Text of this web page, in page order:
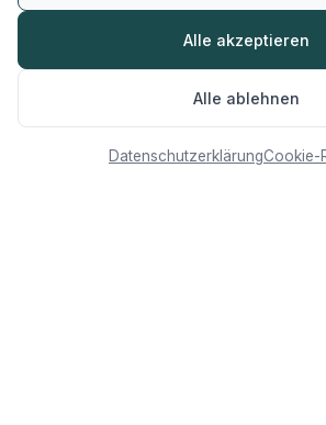
Alle akzeptieren
Alle ablehnen
DatenschutzerklärungCookie-
Blog
Unternehmen